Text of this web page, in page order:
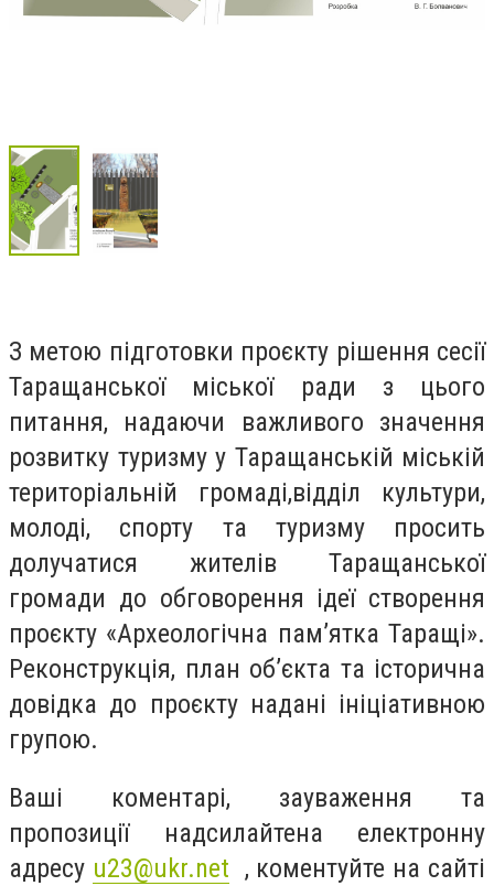
З метою підготовки проєкту рішення сесії
Таращанської міської ради з цього
питання, надаючи важливого значення
розвитку туризму у Таращанській міській
територіальній громаді,відділ культури,
молоді, спорту та туризму просить
долучатися жителів Таращанської
громади до обговорення ідеї створення
проєкту «Археологічна пам’ятка Таращі».
Реконструкція, план об’єкта та історична
довідка до проєкту надані ініціативною
групою.
Ваші коментарі, зауваження та
пропозиції надсилайтена електронну
адресу u23@ukr.net , коментуйте на сайті